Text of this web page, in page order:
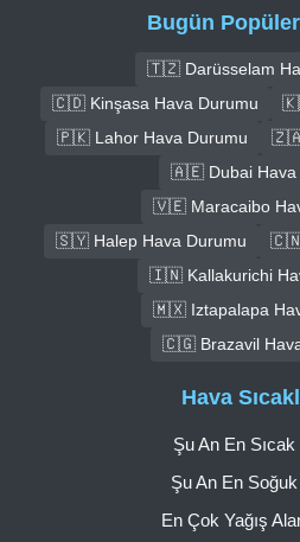
Bugün
🇹🇿 Darüsselam
🇨🇩 Kinşasa Hava Durumu
🇵🇰 Lahor Hava Durumu
🇿🇦
🇦🇪 Dubai Hava
🇻🇪 Maracaibo
🇸🇾 Halep Hava Durumu
🇨🇳
🇮🇳 Kallakurichi
🇲🇽 Iztapalapa
🇨🇬 Brazavil
Hava
Şu An En
Şu An En
En Çok Yağış